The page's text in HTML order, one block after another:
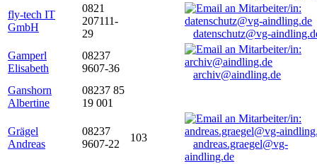
fly-tech IT
GmbH
0821
207111-
29
datenschutz@vg-
Gamperl
Elisabeth
08237
9607-36
archiv@aindling.de
Ganshorn
Albertine
08237 85
19 001
Grägel
Andreas
08237
9607-22
103
andreas.graegel@vg-
aindling.de